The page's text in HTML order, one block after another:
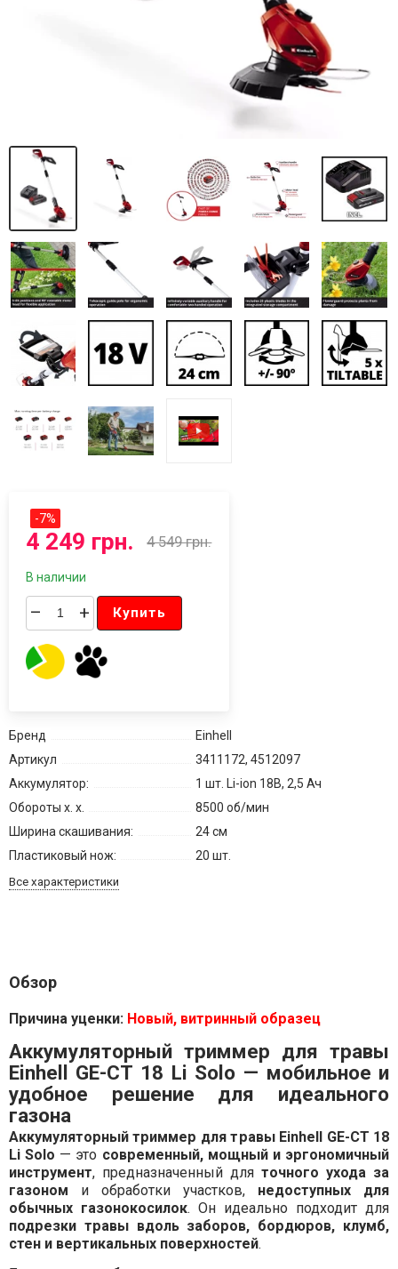
-7%
4 249 грн. 4 549 грн.
В наличии
– + Купить
Бренд
Einhell
Артикул
3411172, 4512097
Аккумулятор:
1 шт. Li-ion 18В, 2,5 Ач
Обороты х. х.
8500 об/мин
Ширина скашивания:
24 см
Пластиковый нож:
20 шт.
Все характеристики
Обзор
Причина уценки: Новый, витринный образец
Аккумуляторный триммер для травы
Einhell GE-CT 18 Li Solo — мобильное и
удобное решение для идеального
газона
Аккумуляторный триммер для травы Einhell GE-CT 18
Li Solo — это современный, мощный и эргономичный
инструмент, предназначенный дляточного ухода за
газоном и обработки участков, недоступных для
обычных газонокосилок. Он идеально подходит для
подрезки травы вдоль заборов, бордюров, клумб,
стен и вертикальных поверхностей.